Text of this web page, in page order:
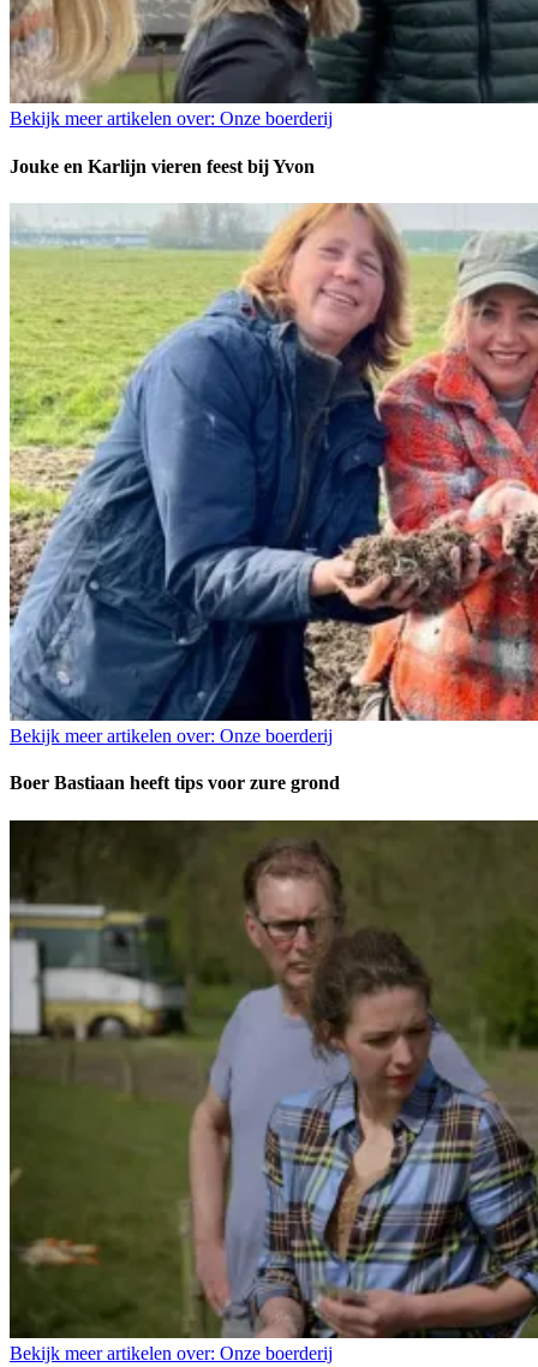
Bekijk meer artikelen over: Onze boerderij
Jouke en Karlijn vieren feest bij Yvon
Bekijk meer artikelen over: Onze boerderij
Boer Bastiaan heeft tips voor zure grond
Bekijk meer artikelen over: Onze boerderij